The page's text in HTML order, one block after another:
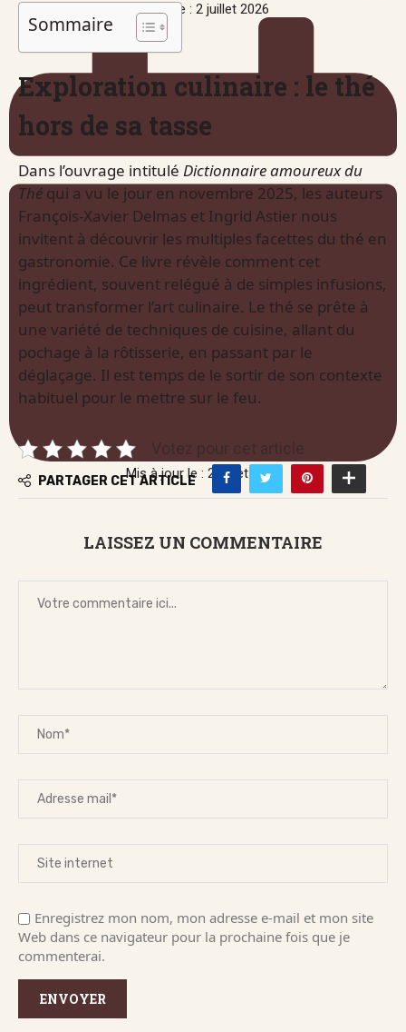
Publié le : 2 juillet 2026
Mis à jour le : 2 juillet 2026
Sommaire
Exploration culinaire : le thé
hors de sa tasse
Dans l’ouvrage intitulé Dictionnaire amoureux du
Thé qui a vu le jour en novembre 2025, les auteurs
François-Xavier Delmas et Ingrid Astier nous
invitent à découvrir les multiples facettes du thé en
gastronomie. Ce livre révèle comment cet
ingrédient, souvent relégué à de simples infusions,
peut transformer l’art culinaire. Le thé se prête à
une variété de techniques de cuisine, allant du
pochage à la rôtisserie, en passant par le
déglaçage. Il est temps de le sortir de son contexte
habituel pour le mettre sur le feu.
Votez pour cet article
PARTAGER CET ARTICLE
LAISSEZ UN COMMENTAIRE
Enregistrez mon nom, mon adresse e-mail et mon site
Web dans ce navigateur pour la prochaine fois que je
commenterai.